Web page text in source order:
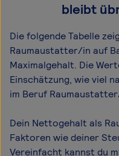
bleibt
Die folgende Tabelle
Raumaustatter/in auf
Maximal­gehalt. Die
Einschätzung, wie viel
im Beruf
Dein Nettogehalt als
Faktoren wie deiner
Vereinfacht kannst du